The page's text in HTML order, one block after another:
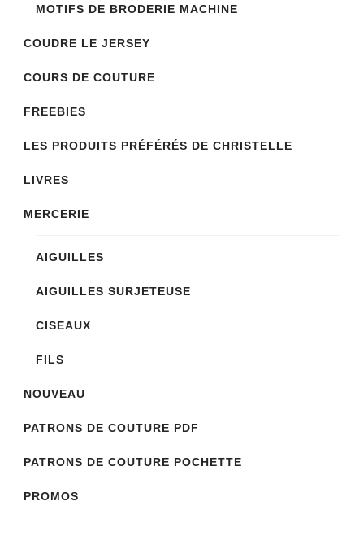
page
MOTIFS DE BRODERIE MACHINE
COUDRE LE JERSEY
COURS DE COUTURE
FREEBIES
LES PRODUITS PRÉFÉRÉS DE CHRISTELLE
LIVRES
MERCERIE
AIGUILLES
AIGUILLES SURJETEUSE
CISEAUX
FILS
NOUVEAU
PATRONS DE COUTURE PDF
PATRONS DE COUTURE POCHETTE
PROMOS